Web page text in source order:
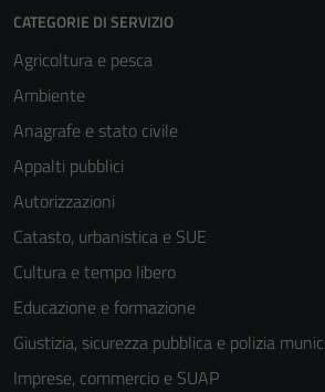
CATEGORIE DI SERVIZIO
Agricoltura e pesca
Ambiente
Anagrafe e stato civile
Appalti pubblici
Autorizzazioni
Catasto, urbanistica e SUE
Cultura e tempo libero
Educazione e formazione
Giustizia, sicurezza pubblica e polizia
Imprese, commercio e SUAP